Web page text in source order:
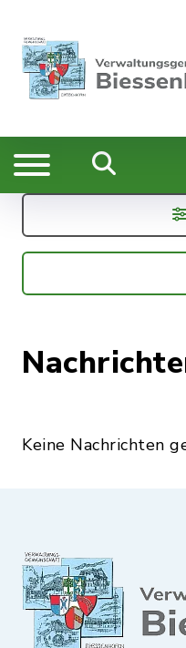
Keine Nachrichten